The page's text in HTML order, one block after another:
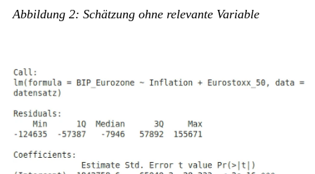
Abbildung 2: Schätzung ohne relevante Variable